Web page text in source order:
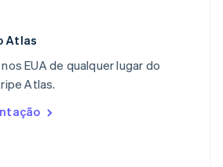
Atlas
EUA de qualquer lugar do
Atlas.
China